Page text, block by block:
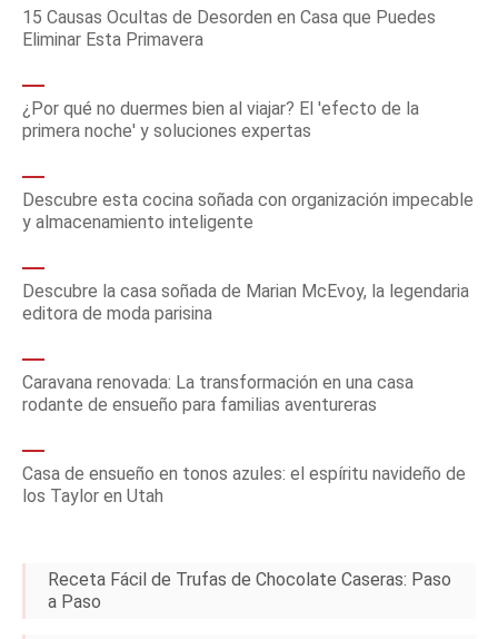
15 Causas Ocultas de Desorden en Casa que Puedes
Eliminar Esta Primavera
¿Por qué no duermes bien al viajar? El 'efecto de la
primera noche' y soluciones expertas
Descubre esta cocina soñada con organización impecable
y almacenamiento inteligente
Descubre la casa soñada de Marian McEvoy, la legendaria
editora de moda parisina
Caravana renovada: La transformación en una casa
rodante de ensueño para familias aventureras
Casa de ensueño en tonos azules: el espíritu navideño de
los Taylor en Utah
Receta Fácil de Trufas de Chocolate Caseras: Paso
a Paso